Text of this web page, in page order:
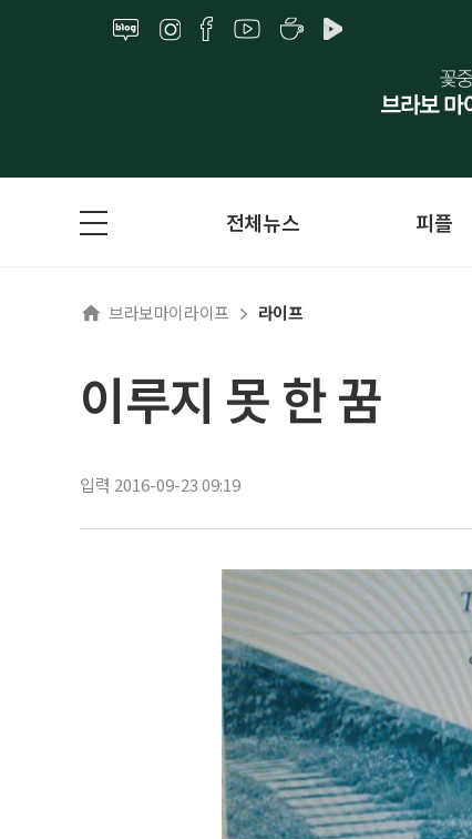
전체뉴스 피플
브라보마이라이프 라이프
이루지 못 한 꿈
입력 2016-09-23 09:19